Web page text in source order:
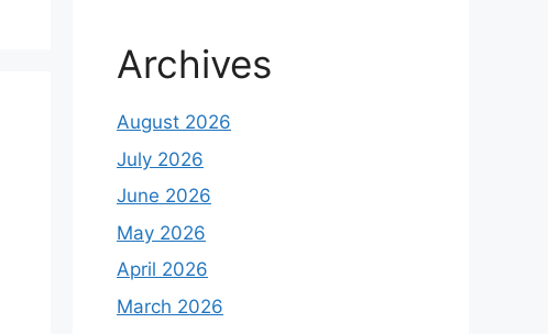
Archives
August 2026
July 2026
June 2026
May 2026
April 2026
March 2026